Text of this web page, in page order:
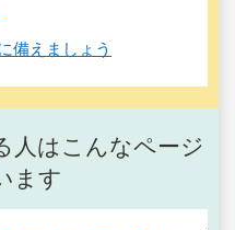
備えましょう
人はこんなページ
ます